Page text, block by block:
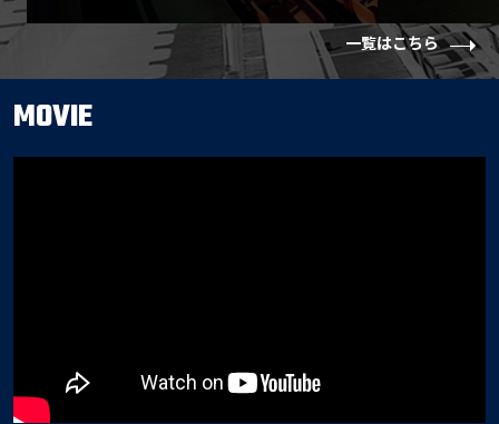
一覧はこちら
MOVIE